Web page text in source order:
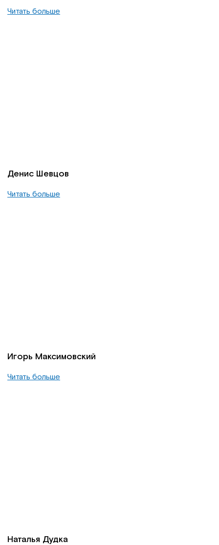
Читать больше
Денис Шевцов
Читать больше
Игорь Максимовский
Читать больше
Наталья Дудка